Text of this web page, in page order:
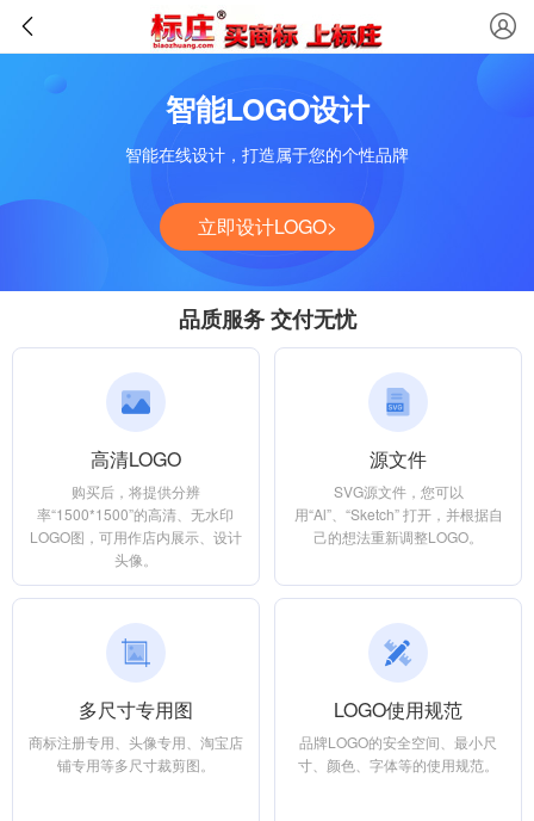
智能LOGO设计
智能在线设计，打造属于您的个性品牌
立即设计LOGO>
品质服务 交付无忧
高清LOGO
购买后，将提供分辨
率“1500*1500”的高清、无水印
LOGO图，可用作店内展示、设计
头像。
源文件
SVG源文件，您可以
用“Al”、“Sketch” 打开，并根据自
己的想法重新调整LOGO。
多尺寸专用图
商标注册专用、头像专用、淘宝店
铺专用等多尺寸裁剪图。
LOGO使用规范
品牌LOGO的安全空间、最小尺
寸、颜色、字体等的使用规范。